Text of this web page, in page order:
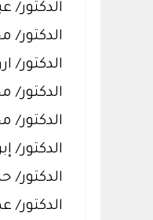
الدكتور/
الدكتور/
الدكتور/
الدكتور/
الدكتور/